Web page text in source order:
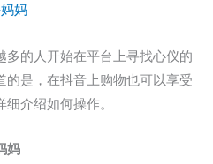
妈
多的人开始在平台上寻找心仪的
的是，在抖音上购物也可以享受
介绍如何操作。
妈